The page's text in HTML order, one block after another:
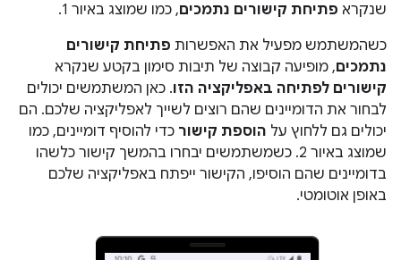
שנקרא פתיחת קישורים נתמכים, כמו שמוצג באיור 1.
כשהמשתמש מפעיל את האפשרות פתיחת קישורים
נתמכים, מופיעה קבוצה של תיבות סימון בקטע שנקרא
קישורים לפתיחה באפליקציה הזו. כאן המשתמשים יכולים
לבחור את הדומיינים שהם רוצים לשייך לאפליקציה שלכם. הם
יכולים גם ללחוץ על הוספת קישור כדי להוסיף דומיינים, כמו
שמוצג באיור 2. כשמשתמשים יבחרו בהמשך קישור כלשהו
בדומיינים שהם הוסיפו, הקישור ייפתח באפליקציה שלכם
באופן אוטומטי.